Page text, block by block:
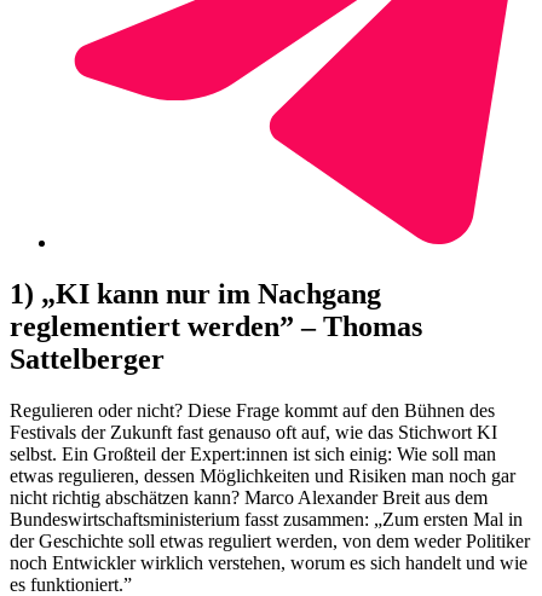
1) „KI kann nur im Nachgang
reglementiert werden” – Thomas
Sattelberger
Regulieren oder nicht? Diese Frage kommt auf den Bühnen des
Festivals der Zukunft fast genauso oft auf, wie das Stichwort KI
selbst. Ein Großteil der Expert:innen ist sich einig: Wie soll man
etwas regulieren, dessen Möglichkeiten und Risiken man noch gar
nicht richtig abschätzen kann? Marco Alexander Breit aus dem
Bundeswirtschaftsministerium fasst zusammen: „Zum ersten Mal in
der Geschichte soll etwas reguliert werden, von dem weder Politiker
noch Entwickler wirklich verstehen, worum es sich handelt und wie
es funktioniert.”